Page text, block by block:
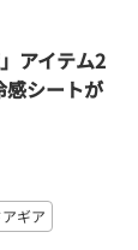
アイテム2
感シートが
ギア